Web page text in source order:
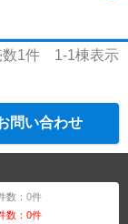
1件 1-1棟表示
問い合わせ
数：0件
数：0件